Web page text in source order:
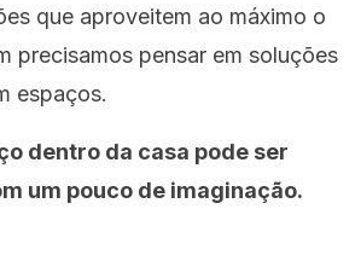
que aproveitem ao máximo o
precisamos pensar em soluções
espaços.
dentro da casa pode ser
um pouco de imaginação.